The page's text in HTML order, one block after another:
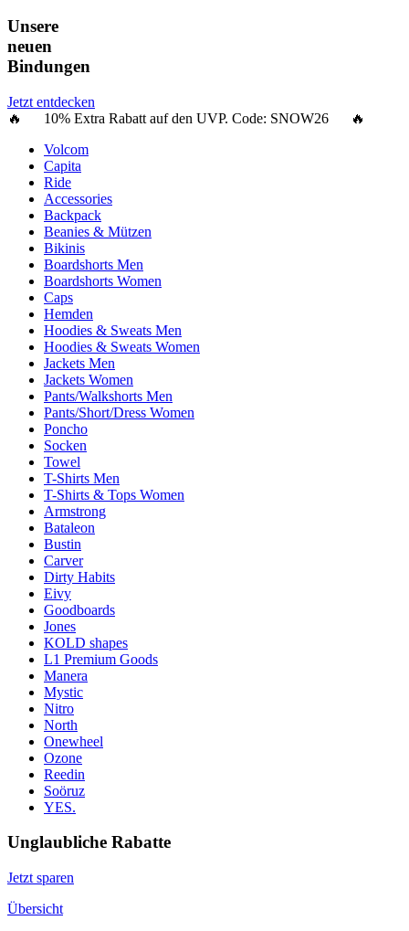
Unsere
neuen
Bindungen
Jetzt entdecken
🔥 10% Extra Rabatt auf den UVP. Code: SNOW26 🔥
Volcom
Capita
Ride
Accessories
Backpack
Beanies & Mützen
Bikinis
Boardshorts Men
Boardshorts Women
Caps
Hemden
Hoodies & Sweats Men
Hoodies & Sweats Women
Jackets Men
Jackets Women
Pants/Walkshorts Men
Pants/Short/Dress Women
Poncho
Socken
Towel
T-Shirts Men
T-Shirts & Tops Women
Armstrong
Bataleon
Bustin
Carver
Dirty Habits
Eivy
Goodboards
Jones
KOLD shapes
L1 Premium Goods
Manera
Mystic
Nitro
North
Onewheel
Ozone
Reedin
Soöruz
YES.
Unglaubliche Rabatte
Jetzt sparen
Übersicht